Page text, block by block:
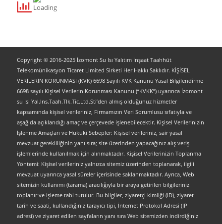
Copyright © 2016-2025 İzomont Su Isı Yalıtım İnşaat Taahhüt
Telekomünikasyon Ticaret Limited Sirketi Her Hakkı Saklıdır. KİŞİSEL
VERİLERİN KORUNMASI (KVK) 6698 Sayılı KVK Kanunu Yasal Bilgilendirme
6698 sayılı Kişisel Verilerin Korunması Kanunu (“KVKK”) uyarınca İzomont
su Isi Yal.Ins.Taah.Tlk.Tic.Ltd.Sti’den almış olduğunuz hizmetler
kapsamında kişisel verileriniz, Firmamızın Veri Sorumlusu sıfatıyla ve
aşağıda açıklandığı amaç ve çerçevede işlenebilecektir. Kişisel Verilerinizin
İşlenme Amaçları ve Hukuki Sebepler: Kişisel verileriniz, sair yasal
mevzuat gerekliliğinin yanı sıra; site üzerinden yapacağınız alış veriş
işlemlerinde kullanılmak için alınmaktadır. Kişisel Verilerinizin Toplanma
Yöntemi: Kişisel verileriniz yalnızca sitemiz üzerinden toplanarak, ilgili
mevzuat uyarınca yasal süreler içerisinde saklanmaktadır. Ayrıca, Web
sitemizin kullanımı (tarama) aracılığıyla bir araya getirilen bilgileriniz
toplanır ve işleme tabi tutulur. Bu bilgiler, ziyaretçi kimliği (ID), ziyaret
tarih ve saati, kullandığınız tarayıcı tipi, İnternet Protokol Adresi (IP
adresi) ve ziyaret edilen sayfaların yanı sıra Web sitemizden indirdiğiniz